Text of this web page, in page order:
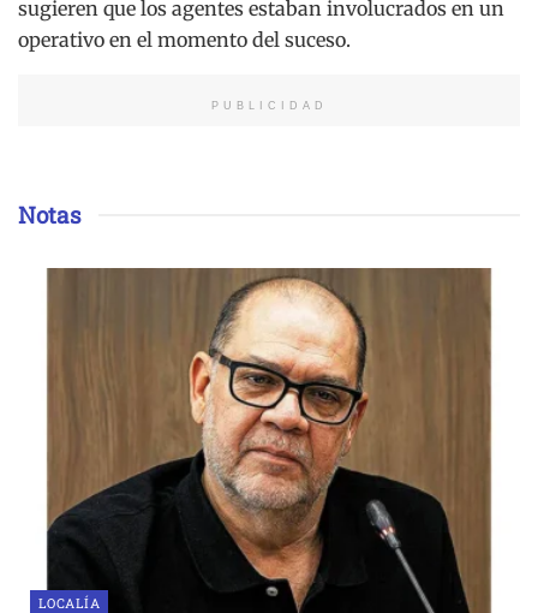
sugieren que los agentes estaban involucrados en un
operativo en el momento del suceso.
PUBLICIDAD
Notas
LOCALÍA